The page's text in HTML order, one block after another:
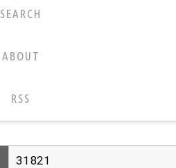
SEARCH
ABOUT
RSS
31821